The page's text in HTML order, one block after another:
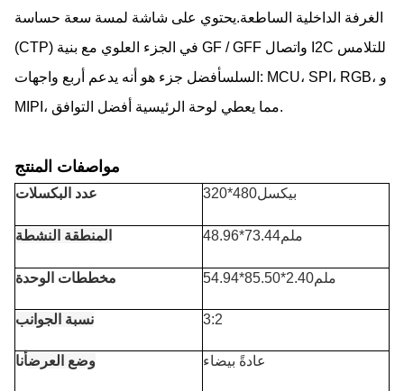
الغرفة الداخلية الساطعة.يحتوي على شاشة لمسة سعة حساسة
(CTP) في الجزء العلوي مع بنية GF / GFF واتصال I2C للتلامس
السلسأفضل جزء هو أنه يدعم أربع واجهات: MCU، SPI، RGB، و
MIPI، مما يعطي لوحة الرئيسية أفضل التوافق.
مواصفات المنتج
عدد البكسلات 320*480بيكسل
المنطقة النشطة 48.96*73.44ملم
مخططات الوحدة 54.94*85.50*2.40ملم
نسبة الجوانب 3:2
وضع العرضأنا عادةً بيضاء